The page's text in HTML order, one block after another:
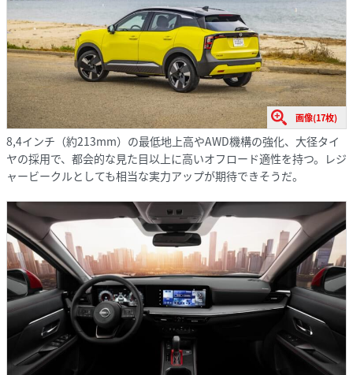
画像(17枚)
8,4インチ（約213mm）の最低地上高やAWD機構の強化、大径タイ
ヤの採用で、都会的な見た目以上に高いオフロード適性を持つ。レジ
ャービークルとしても相当な実力アップが期待できそうだ。